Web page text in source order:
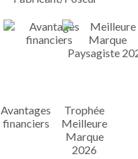
Avantages
financiers
Trophée
Meilleure
Marque
2026